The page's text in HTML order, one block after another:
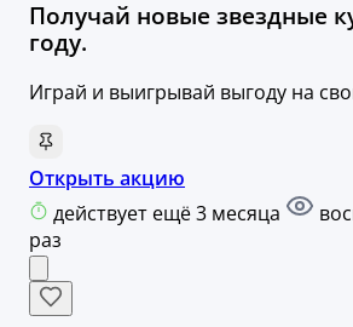
Получай новые звездные
году.
Играй и выигрывай выгоду на
Открыть акцию
действует ещё 3 месяца
раз